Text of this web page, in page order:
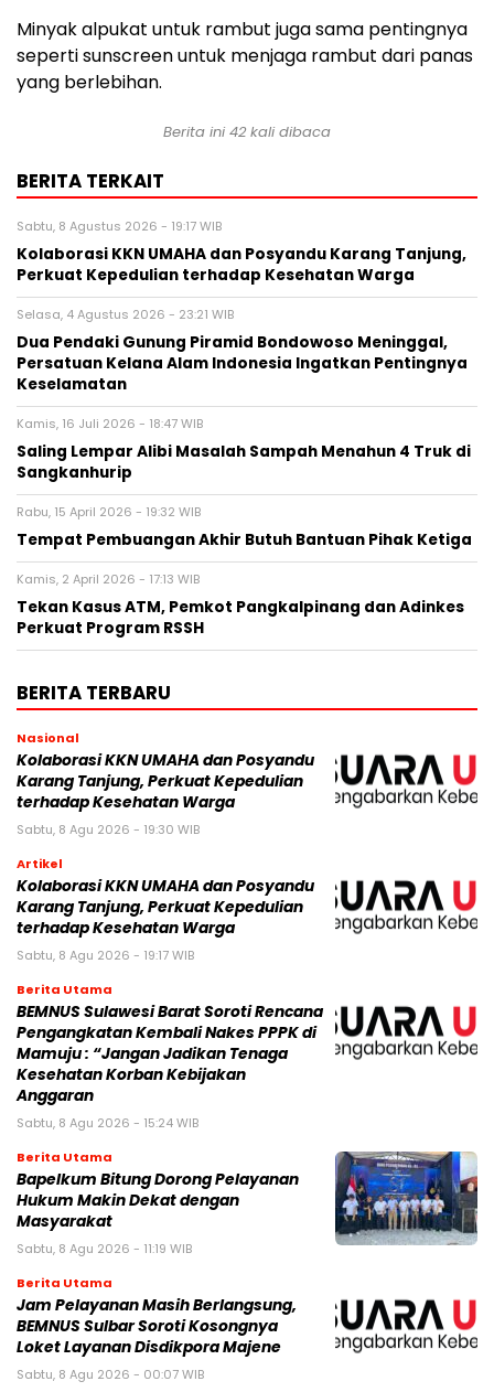
Minyak alpukat untuk rambut juga sama pentingnya
seperti sunscreen untuk menjaga rambut dari panas
yang berlebihan.
Berita ini 42 kali dibaca
BERITA TERKAIT
Sabtu, 8 Agustus 2026 - 19:17 WIB
Kolaborasi KKN UMAHA dan Posyandu Karang Tanjung,
Perkuat Kepedulian terhadap Kesehatan Warga
Selasa, 4 Agustus 2026 - 23:21 WIB
Dua Pendaki Gunung Piramid Bondowoso Meninggal,
Persatuan Kelana Alam Indonesia Ingatkan Pentingnya
Keselamatan
Kamis, 16 Juli 2026 - 18:47 WIB
Saling Lempar Alibi Masalah Sampah Menahun 4 Truk di
Sangkanhurip
Rabu, 15 April 2026 - 19:32 WIB
Tempat Pembuangan Akhir Butuh Bantuan Pihak Ketiga
Kamis, 2 April 2026 - 17:13 WIB
Tekan Kasus ATM, Pemkot Pangkalpinang dan Adinkes
Perkuat Program RSSH
BERITA TERBARU
Nasional
Kolaborasi KKN UMAHA dan Posyandu
Karang Tanjung, Perkuat Kepedulian
terhadap Kesehatan Warga
Sabtu, 8 Agu 2026 - 19:30 WIB
Artikel
Kolaborasi KKN UMAHA dan Posyandu
Karang Tanjung, Perkuat Kepedulian
terhadap Kesehatan Warga
Sabtu, 8 Agu 2026 - 19:17 WIB
Berita Utama
BEMNUS Sulawesi Barat Soroti Rencana
Pengangkatan Kembali Nakes PPPK di
Mamuju : “Jangan Jadikan Tenaga
Kesehatan Korban Kebijakan
Anggaran
Sabtu, 8 Agu 2026 - 15:24 WIB
Berita Utama
Bapelkum Bitung Dorong Pelayanan
Hukum Makin Dekat dengan
Masyarakat
Sabtu, 8 Agu 2026 - 11:19 WIB
Berita Utama
Jam Pelayanan Masih Berlangsung,
BEMNUS Sulbar Soroti Kosongnya
Loket Layanan Disdikpora Majene
Sabtu, 8 Agu 2026 - 00:07 WIB